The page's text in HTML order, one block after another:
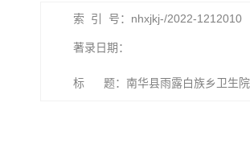
索 引 号：nhxjkj-/2022-1212010
著录日期：
标 题：南华县雨露白族乡卫生院